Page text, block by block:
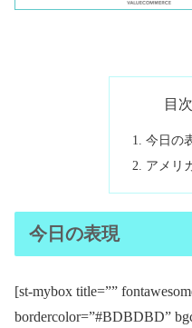
目次
今日の
アメリ
今日の表現
[st-mybox title=””
bordercolor=”#BDBDBD”